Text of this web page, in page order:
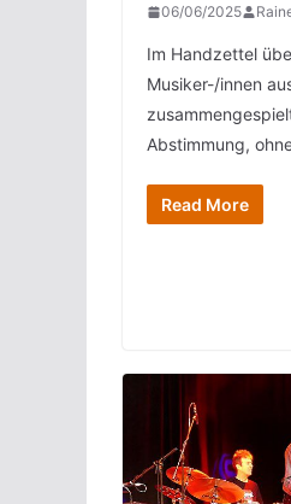
06/06/2025
Im Handzettel
Musiker-/innen
Abstimmung,
Read More